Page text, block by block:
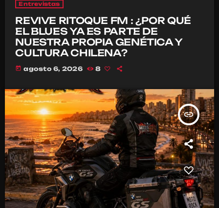
Entrevistas
REVIVE RITOQUE FM : ¿POR QUÉ
EL BLUES YA ES PARTE DE
NUESTRA PROPIA GENÉTICA Y
CULTURA CHILENA?
today agosto 6, 2026 8
insert_link